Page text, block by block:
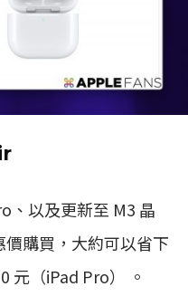
、以及更新至 M3 晶
購買，大約可以省下
元（iPad Pro） 。